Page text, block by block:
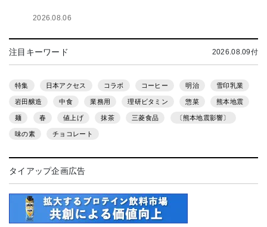
2026.08.06
注目キーワード 2026.08.09付
特集 日本アクセス コラボ コーヒー 明治 雪印乳業
岩田醸造 中食 業務用 理研ビタミン 惣菜 熊本地震
麺 春 値上げ 抹茶 三菱食品 〔熊本地震影響〕
味の素 チョコレート
タイアップ企画広告